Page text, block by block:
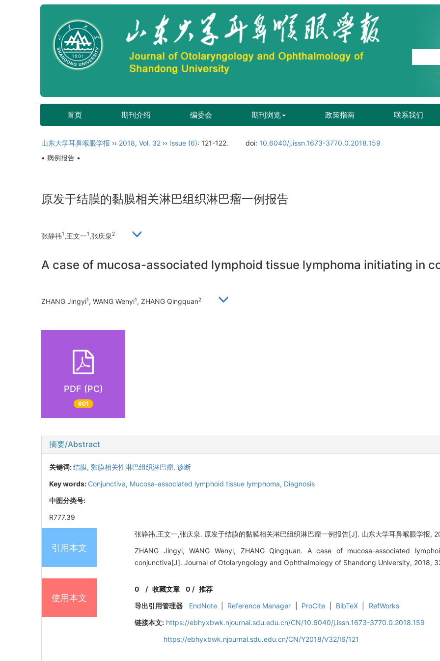
首页 期刊介绍 编委会 期刊浏览 政策指南 联系我们
山东大学耳鼻喉眼学报 ›› 2018, Vol. 32 ›› Issue (6): 121-122. doi: 10.6040/j.issn.1673-3770.0.2018.159
• 病例报告 •
原发于结膜的黏膜相关淋巴组织淋巴瘤一例报告
张静祎1,王文一1,张庆泉2
A case of mucosa-associated lymphoid tissue lymphoma initiating in
ZHANG Jingyi1, WANG Wenyi1, ZHANG Qingquan2
PDF (PC)
601
摘要/Abstract
关键词:结膜, 黏膜相关性淋巴组织淋巴瘤, 诊断
Key words: Conjunctiva, Mucosa-associated lymphoid tissue lymphoma, Diagnosis
中图分类号:
R777.39
引用本文
张静祎,王文一,张庆泉. 原发于结膜的黏膜相关淋巴组织淋巴瘤一例报告[J]. 山东大学耳鼻喉眼学报,
ZHANG Jingyi, WANG Wenyi, ZHANG Qingquan. A case of mucosa-associated
conjunctiva[J]. Journal of Otolaryngology and Ophthalmology of Shandong University, 2018,
使用本文
0 /收藏文章 0 / 推荐
导出引用管理器
EndNote Reference Manager ProCite BibTeX
RefWorks
链接本文: https://ebhyxbwk.njournal.sdu.edu.cn/CN/10.6040/j.issn.1673-3770.0.2018.159
https://ebhyxbwk.njournal.sdu.edu.cn/CN/Y2018/V32/I6/121